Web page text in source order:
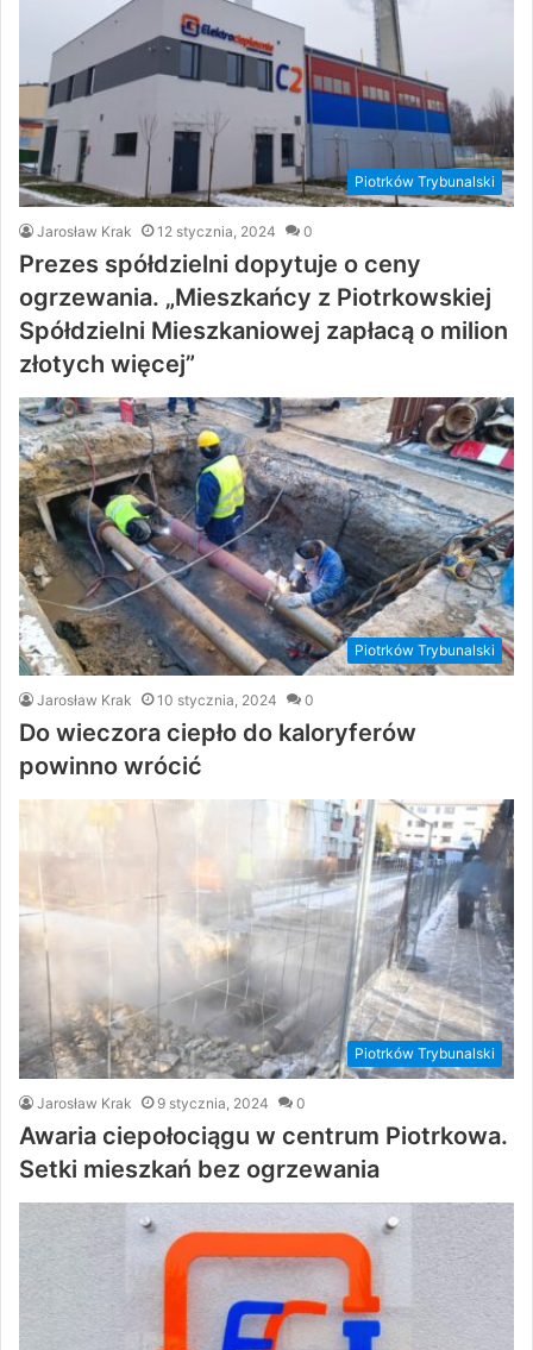
Piotrków Trybunalski
Jarosław Krak 12 stycznia, 2024 0
Prezes spółdzielni dopytuje o ceny
ogrzewania. „Mieszkańcy z Piotrkowskiej
Spółdzielni Mieszkaniowej zapłacą o milion
złotych więcej”
Piotrków Trybunalski
Jarosław Krak 10 stycznia, 2024 0
Do wieczora ciepło do kaloryferów
powinno wrócić
Piotrków Trybunalski
Jarosław Krak 9 stycznia, 2024 0
Awaria ciepołociągu w centrum Piotrkowa.
Setki mieszkań bez ogrzewania